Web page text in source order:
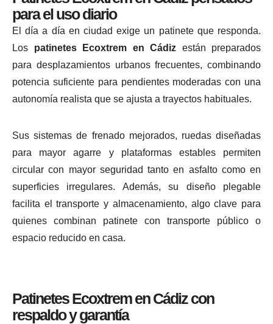
para el uso diario
El día a día en ciudad exige un patinete que responda.
Los patinetes Ecoxtrem en Cádiz están preparados
para desplazamientos urbanos frecuentes, combinando
potencia suficiente para pendientes moderadas con una
autonomía realista que se ajusta a trayectos habituales.
Sus sistemas de frenado mejorados, ruedas diseñadas
para mayor agarre y plataformas estables permiten
circular con mayor seguridad tanto en asfalto como en
superficies irregulares. Además, su diseño plegable
facilita el transporte y almacenamiento, algo clave para
quienes combinan patinete con transporte público o
espacio reducido en casa.
Patinetes Ecoxtrem en Cádiz con
respaldo y garantía